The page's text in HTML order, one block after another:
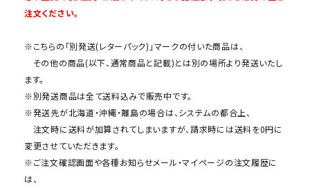
注文ください。
※こちらの「別発送(レターパック)」マークの付いた商品は、
その他の商品(以下、通常商品と記載)とは別の場所より発送いたし
ます。
※別発送商品は全て送料込みで販売中です。
※発送先が北海道・沖縄・離島の場合は、システムの都合上、
注文時に送料が加算されてしまいますが、請求時には送料を0円に
変更させていただきます。
※ご注文確認画面や各種お知らせメール・マイページの注文履歴に
は、